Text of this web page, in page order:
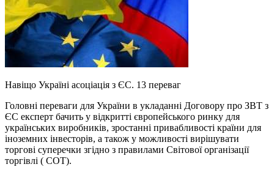
Навіщо Україні асоціація з ЄС. 13 переваг
Головні переваги для України в укладанні Договору про ЗВТ з
ЄС експерт бачить у відкритті європейського ринку для
українських виробників, зростанні привабливості країни для
іноземних інвесторів, а також у можливості вирішувати
торгові суперечки згідно з правилами Світової організації
торгівлі ( СОТ).